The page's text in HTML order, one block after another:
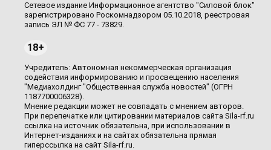
Сетевое издание Информационное агентство "Силовой блок"
зарегистрировано Роскомнадзором 05.10.2018, реестровая
запись ЭЛ № ФС 77 - 73829.
18+
Учредитель: Автономная некоммерческая организация
содействия информированию и просвещению населения
"Медиахолдинг "Общественная служба новостей" (ОГРН
1187700006328).
Мнение редакции может не совпадать с мнением авторов.
При перепечатке или цитировании материалов сайта Sila-rf.ru
ссылка на источник обязательна, при использовании в
Интернет-изданиях и на сайтах обязательна прямая
гиперссылка на сайт Sila-rf.ru.